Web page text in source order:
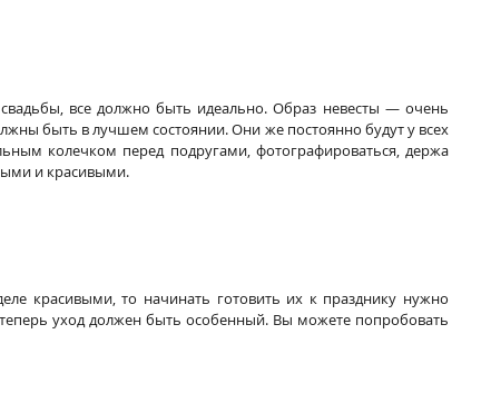
все должно быть идеально. Образ невесты — очень
быть в лучшем состоянии. Они же постоянно будут у всех
колечком перед подругами, фотографироваться, держа
и красивыми.
красивыми, то начинать готовить их к празднику нужно
уход должен быть особенный. Вы можете попробовать